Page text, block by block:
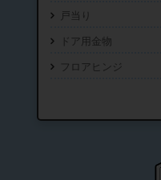
戸当り
ドア用金物
フロアヒンジ